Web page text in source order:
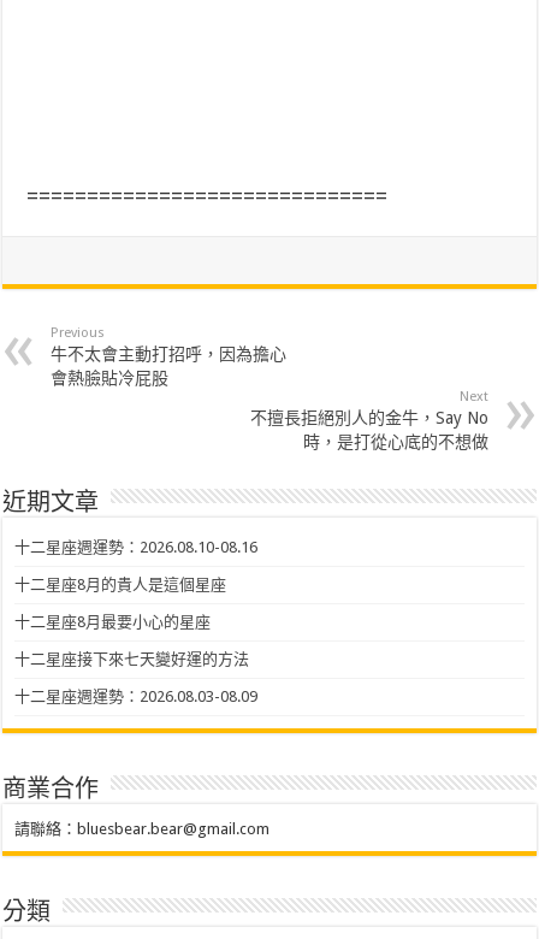
==============================
Previous
牛不太會主動打招呼，因為擔心
會熱臉貼冷屁股
Next
不擅長拒絕別人的金牛，Say No
時，是打從心底的不想做
近期文章
十二星座週運勢：2026.08.10-08.16
十二星座8月的貴人是這個星座
十二星座8月最要小心的星座
十二星座接下來七天變好運的方法
十二星座週運勢：2026.08.03-08.09
商業合作
請聯絡： bluesbear.bear@gmail.com
分類